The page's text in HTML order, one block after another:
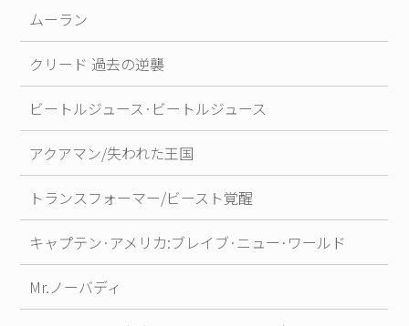
ムーラン
クリード 過去の逆襲
ビートルジュース·ビートルジュース
アクアマン/失われた王国
トランスフォーマー/ビースト覚醒
キャプテン·アメリカ:ブレイブ·ニュー·ワールド
Mr.ノーバディ